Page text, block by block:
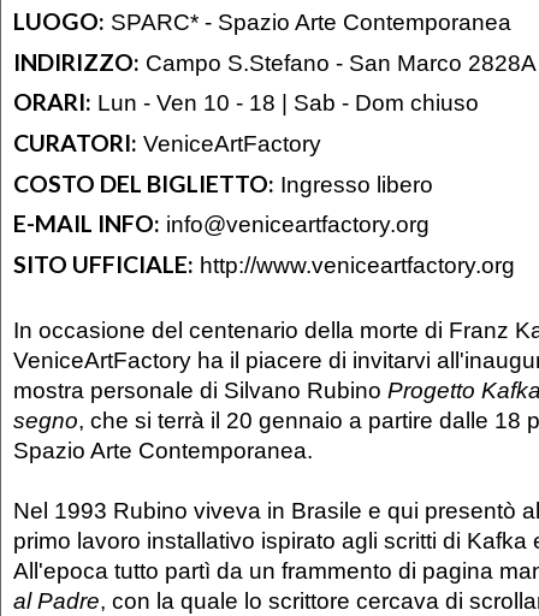
LUOGO: SPARC* - Spazio Arte Contemporanea
INDIRIZZO: Campo S.Stefano - San Marco 2828A
ORARI: Lun - Ven 10 - 18 | Sab - Dom chiuso
CURATORI: VeniceArtFactory
COSTO DEL BIGLIETTO: Ingresso libero
E-MAIL INFO: info@veniceartfactory.org
SITO UFFICIALE: http://www.veniceartfactory.org
In occasione del centenario della morte di Franz
VeniceArtFactory ha il piacere di invitarvi
mostra personale di Silvano Rubino Progetto
segno, che si terrà il 20 gennaio a partire dalle 18
Spazio Arte Contemporanea.
Nel 1993 Rubino viveva in Brasile e qui presentò
primo lavoro installativo ispirato agli scritti di Kafka
All'epoca tutto partì da un frammento di pagina
al Padre, con la quale lo scrittore cercava di